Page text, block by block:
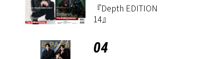
『Depth EDITION
14』
04